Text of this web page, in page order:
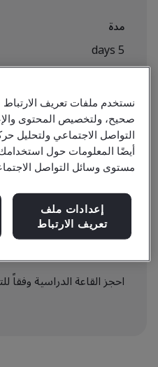
مدة
5 days
متاح للحجز:
الفصول الافتراضية
احجز القاعة الدراسية وفقاً
نستخدم ملفات تعريف
صحيح، ولتخصيص المحتوى
التواصل الاجتماعي ولتحليل
أيضًا المعلومات حول
مستوى وسائل التواصل
إعدادات ملف
تعريف الارتباط